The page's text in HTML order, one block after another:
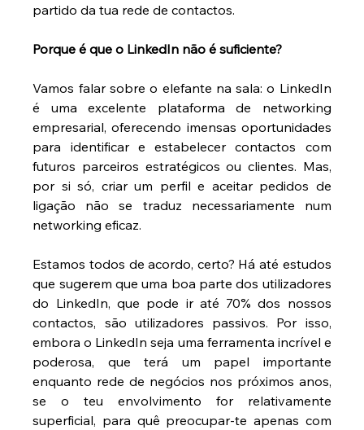
partido da tua rede de contactos.
Porque é que o LinkedIn não é suficiente?
Vamos falar sobre o elefante na sala: o LinkedIn
é uma excelente plataforma de networking
empresarial, oferecendo imensas oportunidades
para identificar e estabelecer contactos com
futuros parceiros estratégicos ou clientes. Mas,
por si só, criar um perfil e aceitar pedidos de
ligação não se traduz necessariamente num
networking eficaz.
Estamos todos de acordo, certo? Há até estudos
que sugerem que uma boa parte dos utilizadores
do LinkedIn, que pode ir até 70% dos nossos
contactos, são utilizadores passivos. Por isso,
embora o LinkedIn seja uma ferramenta incrível e
poderosa, que terá um papel importante
enquanto rede de negócios nos próximos anos,
se o teu envolvimento for relativamente
superficial, para quê preocupar-te apenas com